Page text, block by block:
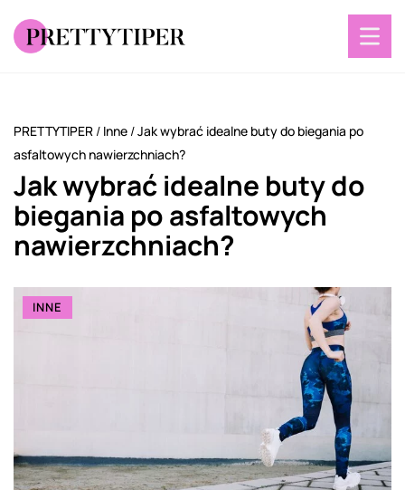
PRETTYTIPER / Inne /Jak wybrać idealne buty do biegania po
asfaltowych nawierzchniach?
Jak wybrać idealne buty do
biegania po asfaltowych
nawierzchniach?
INNE